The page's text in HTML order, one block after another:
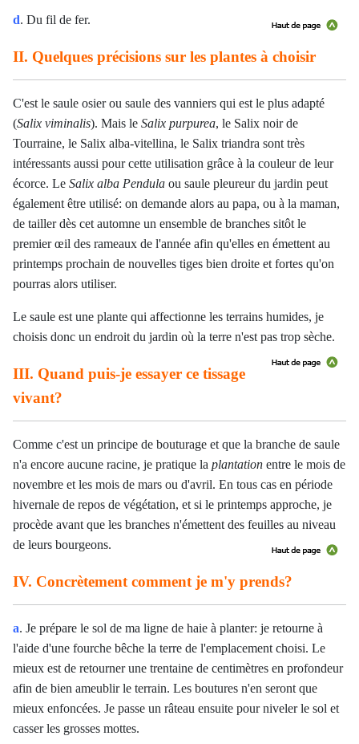
d. Du fil de fer.
II. Quelques précisions sur les plantes à choisir
C'est le saule osier ou saule des vanniers qui est le plus adapté
(Salix viminalis). Mais le Salix purpurea, le Salix noir de
Tourraine, le Salix alba-vitellina, le Salix triandra sont très
intéressants aussi pour cette utilisation grâce à la couleur de leur
écorce. Le Salix alba Pendula ou saule pleureur du jardin peut
également être utilisé: on demande alors au papa, ou à la maman,
de tailler dès cet automne un ensemble de branches sitôt le
premier œil des rameaux de l'année afin qu'elles en émettent au
printemps prochain de nouvelles tiges bien droite et fortes qu'on
pourras alors utiliser.
Le saule est une plante qui affectionne les terrains humides, je
choisis donc un endroit du jardin où la terre n'est pas trop sèche.
III. Quand puis-je essayer ce tissage
vivant?
Comme c'est un principe de bouturage et que la branche de saule
n'a encore aucune racine, je pratique la plantation entre le mois de
novembre et les mois de mars ou d'avril. En tous cas en période
hivernale de repos de végétation, et si le printemps approche, je
procède avant que les branches n'émettent des feuilles au niveau
de leurs bourgeons.
IV. Concrètement comment je m'y prends?
a. Je prépare le sol de ma ligne de haie à planter: je retourne à
l'aide d'une fourche bêche la terre de l'emplacement choisi. Le
mieux est de retourner une trentaine de centimètres en profondeur
afin de bien ameublir le terrain. Les boutures n'en seront que
mieux enfoncées. Je passe un râteau ensuite pour niveler le sol et
casser les grosses mottes.